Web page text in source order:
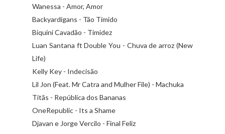
Wanessa - Amor, Amor
Backyardigans - Tão Tímido
Biquini Cavadão - Timidez
Luan Santana ft Double You - Chuva de arroz (New
Life)
Kelly Key - Indecisão
Lil Jon (Feat. Mr Catra and Mulher File) - Machuka
Titãs - República dos Bananas
OneRepublic - Its a Shame
Djavan e Jorge Vercilo - Final Feliz